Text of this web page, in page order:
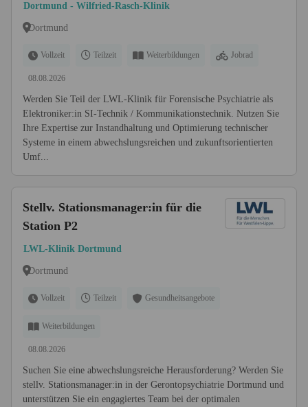
Dortmund - Wilfried-Rasch-Klinik
Dortmund
Vollzeit Teilzeit Weiterbildungen Jobrad
08.08.2026
Werden Sie Teil der LWL-Klinik für Forensische Psychiatrie als
Elektroniker:in SI-Technik / Kommunikationstechnik. Nutzen Sie
Ihre Expertise zur Instandhaltung und Optimierung technischer
Systeme in einem abwechslungsreichen und zukunftsorientierten
Umf...
Stellv. Stationsmanager:in für die
Station P2
LWL-Klinik Dortmund
Dortmund
Vollzeit Teilzeit Gesundheitsangebote
Weiterbildungen
08.08.2026
Suchen Sie eine abwechslungsreiche Herausforderung? Werden Sie
stellv. Stationsmanager:in in der Gerontopsychiatrie Dortmund und
unterstützen Sie ein engagiertes Team bei der optimalen